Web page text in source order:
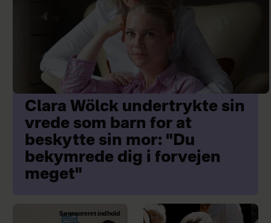
Clara Wölck undertrykte sin
vrede som barn for at
beskytte sin mor: "Du
bekymrede dig i forvejen
meget"
Sponsoreret indhold